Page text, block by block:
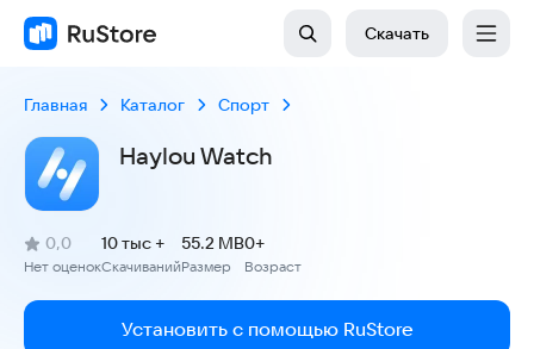
Скачать
Главная Каталог Спорт
Haylou Watch
Рейтинг:
0,0
(
Нет оценок
)
Скачиваний
10 тыс +
Размер
55.2 MB
Возраст
0+
Установить с помощью RuStore